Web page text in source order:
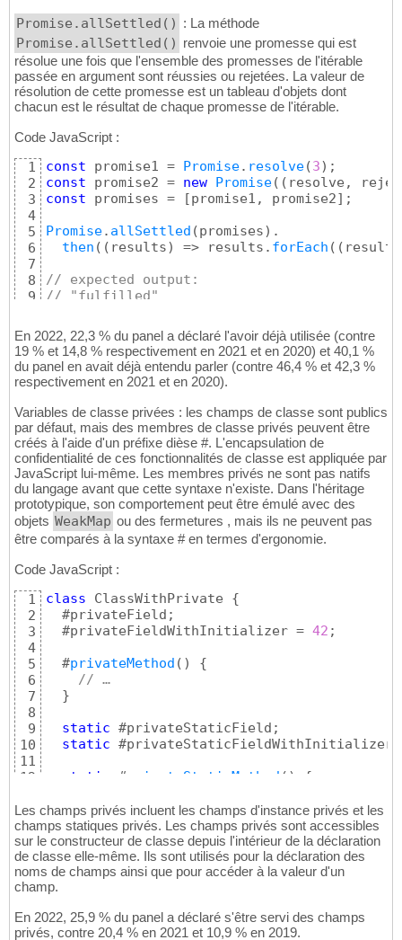
Promise.allSettled() : La méthode
Promise.allSettled() renvoie une promesse qui est
résolue une fois que l'ensemble des promesses de l'itérable
passée en argument sont réussies ou rejetées. La valeur de
résolution de cette promesse est un tableau d'objets dont
chacun est le résultat de chaque promesse de l'itérable.
Code JavaScript :
1
2
3
4
5
6
7
8
9
const promise1 = Promise. resolve(3)
const promise2 = new Promise( ( resolve,
const promises = [promise1, promise2] ;
Promise. allSettled (promises) .
then ( ( results) => results. forEach ( ( result
// expected output:
// "fulfilled"
En 2022, 22,3 % du panel a déclaré l'avoir déjà utilisée (contre
19 % et 14,8 % respectivement en 2021 et en 2020) et 40,1 %
du panel en avait déjà entendu parler (contre 46,4 % et 42,3 %
respectivement en 2021 et en 2020).
Variables de classe privées : les champs de classe sont publics
par défaut, mais des membres de classe privés peuvent être
créés à l'aide d'un préfixe dièse #. L'encapsulation de
confidentialité de ces fonctionnalités de classe est appliquée par
JavaScript lui-même. Les membres privés ne sont pas natifs
du langage avant que cette syntaxe n'existe. Dans l'héritage
prototypique, son comportement peut être émulé avec des
objets WeakMap ou des fermetures , mais ils ne peuvent pas
être comparés à la syntaxe # en termes d'ergonomie.
Code JavaScript :
1
2
3
4
5
6
7
8
9
10
11
12
14
15
class ClassWithPrivate {
  #privateField;
  #privateFieldWithInitializer =
42 ;
  #
privateMethod ( )
{
// …
}
static #privateStaticField;
static
static
# privateStaticMethod ( )
{
}
}
Les champs privés incluent les champs d'instance privés et les
champs statiques privés. Les champs privés sont accessibles
sur le constructeur de classe depuis l'intérieur de la déclaration
de classe elle-même. Ils sont utilisés pour la déclaration des
noms de champs ainsi que pour accéder à la valeur d'un
champ.
En 2022, 25,9 % du panel a déclaré s'être servi des champs
privés, contre 20,4 % en 2021 et 10,9 % en 2019.